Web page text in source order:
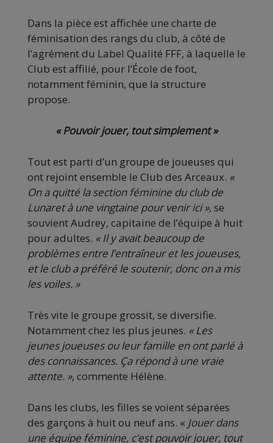
Dans la pièce est affichée une charte de
féminisation des rangs du club, à côté de
l’agrément du Label Qualité FFF, à laquelle le
Club est affilié, pour l’École de foot,
notamment féminin, que la structure
propose.
« Pouvoir jouer, tout simplement »
Tout est parti d’un groupe de joueuses qui
ont rejoint ensemble le Club des Arceaux. «
On a quitté la section féminine du club de
Lunaret à une vingtaine pour venir ici », se
souvient Audrey, capitaine de l’équipe à huit
pour adultes. « Il y avait beaucoup de
problèmes entre l’entraîneur et les joueuses,
et le club a préféré le soutenir, donc on a mis
les voiles. »
Très vite le groupe grossit, se diversifie.
Notamment chez les plus jeunes. « Les
jeunes joueuses ou leur famille en ont parlé à
des connaissances. Ça répond à une vraie
attente. », commente Hélène.
Dans les clubs, les filles se voient séparées
des garçons à huit ou neuf ans. « Jouer dans
une équipe féminine, c’est pouvoir jouer, tout